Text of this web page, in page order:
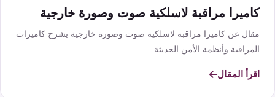
كاميرا مراقبة لاسلكية صوت وصورة خارجية
مقال عن كاميرا مراقبة لاسلكية صوت وصورة خارجية يشرح كاميرات
المراقبة وأنظمة الأمن الحديثة...
اقرأ المقال